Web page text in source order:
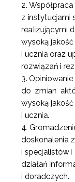
z instytucjami
realizującymi
wysoką
i ucznia oraz
rozwiązań i
do zmian
wysoką
i ucznia.
doskonalenia
i specjalistów
działań
i doradczych.